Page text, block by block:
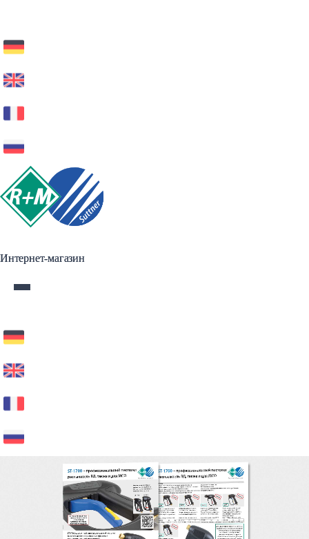
Интернет-магазин
Интернет-магазин